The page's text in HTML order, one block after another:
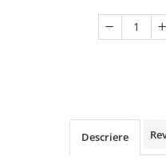
Dulii/Dulie adaptor
Electrocasnice de mici
Prelungitoare/
Descriere